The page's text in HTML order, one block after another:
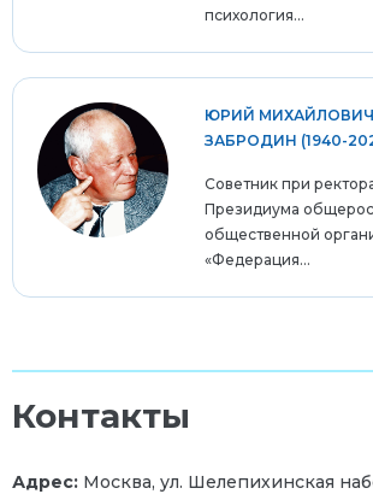
психология...
ЮРИЙ МИХАЙЛОВИЧ
ЗАБРОДИН (1940-
Советник при
Президиума
общественной
«Федерация...
Контакты
Адрес: Москва, ул. Шелепихинская